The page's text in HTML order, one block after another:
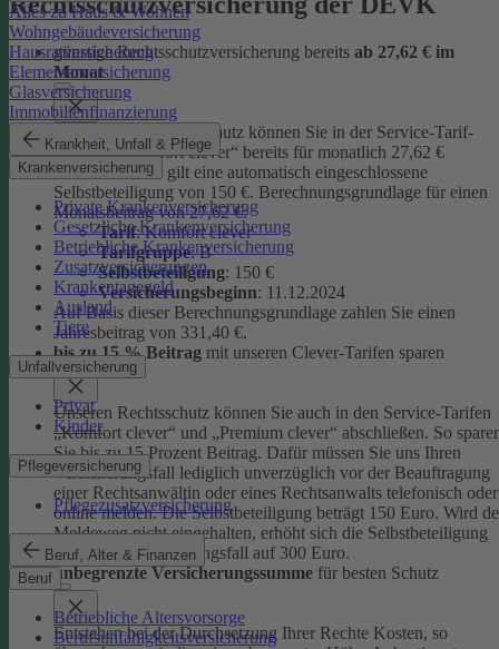
Alles zu Haus & Wohnen
Wohngebäudeversicherung
Hausratversicherung
Elementarversicherung
Glasversicherung
Immobilienfinanzierung
Krankheit, Unfall & Pflege
Krankenversicherung
Private Krankenversicherung
Gesetzliche Krankenversicherung
Betriebliche Krankenversicherung
Zusatzversicherungen
Krankentagegeld
Ausland
Tiere
Unfallversicherung
Privat
Kinder
Pflegeversicherung
Pflegezusatzversicherung
Beruf, Alter & Finanzen
Beruf
Betriebliche Altersvorsorge
Berufsunfähigkeitsversicherung
günstige Rechtsschutzversicherung bereits ab 27,62 € im
Monat
Unseren Privatrechtsschutz können Sie in der Service-Tarif-
Variante „Komfort clever“ bereits für monatlich 27,62 €
abschließen. Es gilt eine automatisch eingeschlossene
Selbstbeteiligung von 150 €. Berechnungsgrundlage für einen
Monatsbeitrag von 27,62 €:
Tarif: Komfort clever
Tarifgruppe: B
Selbstbeteiligung: 150 €
Versicherungsbeginn: 11.12.2024
Auf Basis dieser Berechnungsgrundlage zahlen Sie einen
Jahresbeitrag von 331,40 €.
bis zu 15 % Beitrag mit unseren Clever-Tarifen sparen
Unseren Rechtsschutz können Sie auch in den Service-Tarifen
„Komfort clever“ und „Premium clever“ abschließen. So
Sie bis zu 15 Prozent Beitrag. Dafür müssen Sie uns Ihren
Versicherungsfall lediglich unverzüglich vor der Beauftragung
einer Rechtsanwältin oder eines Rechtsanwalts telefonisch oder
online melden. Die Selbstbeteiligung beträgt 150 Euro. Wird
Meldeweg nicht eingehalten, erhöht sich die Selbstbeteiligung
für diesen Versicherungsfall auf 300 Euro.
unbegrenzte Versicherungssumme für besten Schutz
Entstehen bei der Durchsetzung Ihrer Rechte Kosten, so